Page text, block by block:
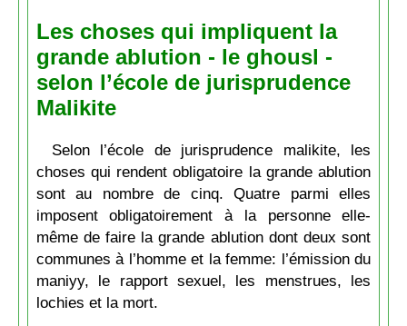
Les choses qui impliquent la
grande ablution - le ghousl -
selon l’école de jurisprudence
Malikite
Selon l’école de jurisprudence malikite, les
choses qui rendent obligatoire la grande ablution
sont au nombre de cinq. Quatre parmi elles
imposent obligatoirement à la personne elle-
même de faire la grande ablution dont deux sont
communes à l’homme et la femme: l’émission du
maniyy, le rapport sexuel, les menstrues, les
lochies et la mort.